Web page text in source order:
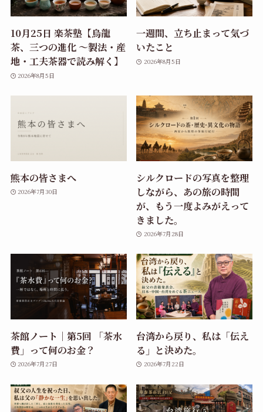
10月25日 楽茶塾【烏龍
茶、三つの進化 〜製法・産
地・工夫茶器で読み解く】
2026年8月5日
一週間、立ち止まって気づ
いたこと
2026年8月5日
熊本の皆さまへ
2026年7月30日
シルクロードの写真を整理
しながら、あの旅の時間
が、もう一度よみがえって
きました。
2026年7月28日
茶館ノート｜第5回 「茶水
費」って何のお金？
2026年7月27日
台湾から戻り、私は「伝え
る」と決めた。
2026年7月22日